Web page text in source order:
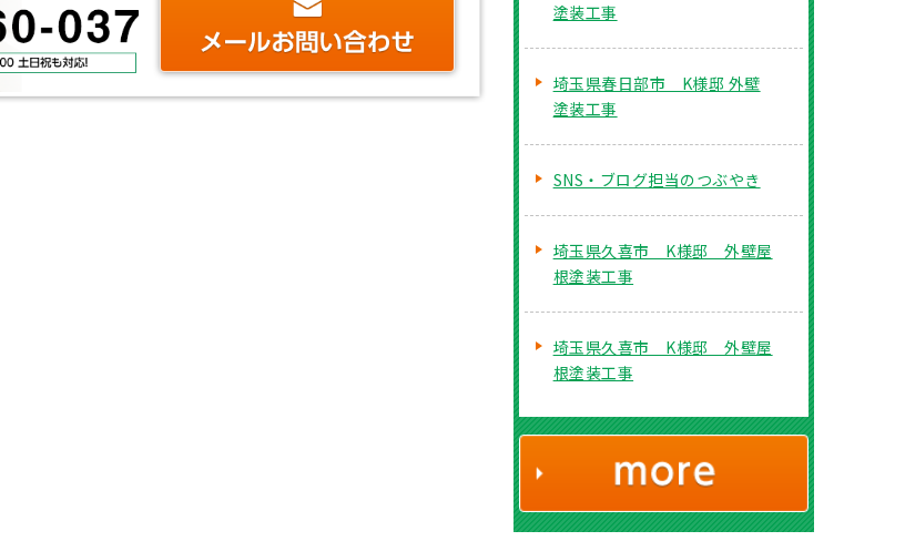
塗装工事
埼玉県春日部市 K様邸 外壁
塗装工事
SNS・ブログ担当のつぶやき
埼玉県久喜市 K様邸 外壁屋
根塗装工事
埼玉県久喜市 K様邸 外壁屋
根塗装工事